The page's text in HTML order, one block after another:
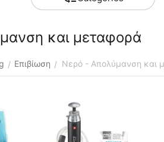
και μεταφορά
/ Επιβίωση / Nερό - Απολύμανση και